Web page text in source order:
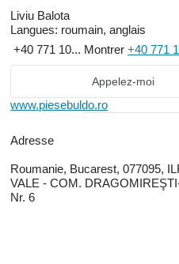
Liviu Balota
Langues: roumain, anglais
+40 771 10... Montrer +40 771
Appelez-moi
www.piesebuldo.ro
Adresse
Roumanie, Bucarest, 077095,
VALE - COM.
Nr. 6